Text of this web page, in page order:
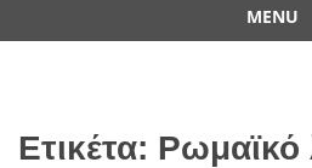
MENU
Ετικέτα: Ρωμαϊκό